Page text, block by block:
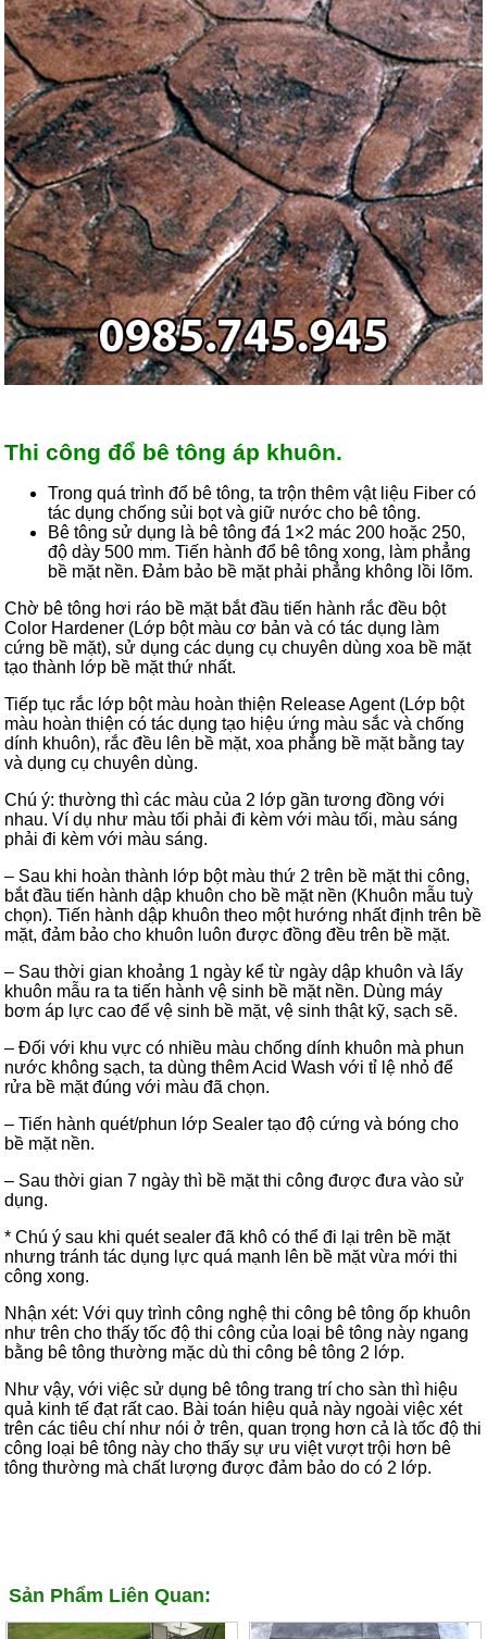
Thi công đổ bê tông áp khuôn.
Trong quá trình đổ bê tông, ta trộn thêm vật liệu Fiber có
tác dụng chống sủi bọt và giữ nước cho bê tông.
Bê tông sử dụng là bê tông đá 1×2 mác 200 hoặc 250,
độ dày 500 mm. Tiến hành đổ bê tông xong, làm phẳng
bề mặt nền. Đảm bảo bề mặt phải phẳng không lồi lõm.
Chờ bê tông hơi ráo bề mặt bắt đầu tiến hành rắc đều bột
Color Hardener (Lớp bột màu cơ bản và có tác dụng làm
cứng bề mặt), sử dụng các dụng cụ chuyên dùng xoa bề mặt
tạo thành lớp bề mặt thứ nhất.
Tiếp tục rắc lớp bột màu hoàn thiện Release Agent (Lớp bột
màu hoàn thiện có tác dụng tạo hiệu ứng màu sắc và chống
dính khuôn), rắc đều lên bề mặt, xoa phẳng bề mặt bằng tay
và dụng cụ chuyên dùng.
Chú ý: thường thì các màu của 2 lớp gần tương đồng với
nhau. Ví dụ như màu tối phải đi kèm với màu tối, màu sáng
phải đi kèm với màu sáng.
– Sau khi hoàn thành lớp bột màu thứ 2 trên bề mặt thi công,
bắt đầu tiến hành dập khuôn cho bề mặt nền (Khuôn mẫu tuỳ
chọn). Tiến hành dập khuôn theo một hướng nhất định trên bề
mặt, đảm bảo cho khuôn luôn được đồng đều trên bề mặt.
– Sau thời gian khoảng 1 ngày kể từ ngày dập khuôn và lấy
khuôn mẫu ra ta tiến hành vệ sinh bề mặt nền. Dùng máy
bơm áp lực cao để vệ sinh bề mặt, vệ sinh thật kỹ, sạch sẽ.
– Đối với khu vực có nhiều màu chống dính khuôn mà phun
nước không sạch, ta dùng thêm Acid Wash với tỉ lệ nhỏ để
rửa bề mặt đúng với màu đã chọn.
– Tiến hành quét/phun lớp Sealer tạo độ cứng và bóng cho
bề mặt nền.
– Sau thời gian 7 ngày thì bề mặt thi công được đưa vào sử
dụng.
* Chú ý sau khi quét sealer đã khô có thể đi lại trên bề mặt
nhưng tránh tác dụng lực quá mạnh lên bề mặt vừa mới thi
công xong.
Nhận xét: Với quy trình công nghệ thi công bê tông ốp khuôn
như trên cho thấy tốc độ thi công của loại bê tông này ngang
bằng bê tông thường mặc dù thi công bê tông 2 lớp.
Như vậy, với việc sử dụng bê tông trang trí cho sàn thì hiệu
quả kinh tế đạt rất cao. Bài toán hiệu quả này ngoài việc xét
trên các tiêu chí như nói ở trên, quan trọng hơn cả là tốc độ thi
công loại bê tông này cho thấy sự ưu việt vượt trội hơn bê
tông thường mà chất lượng được đảm bảo do có 2 lớp.
Sản Phẩm Liên Quan: